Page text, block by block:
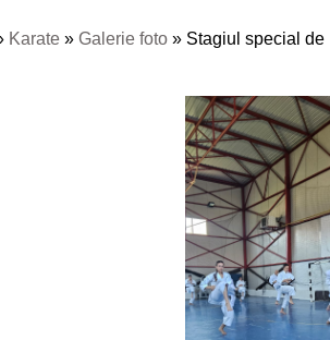
Karate » Galerie foto » Stagiul special de